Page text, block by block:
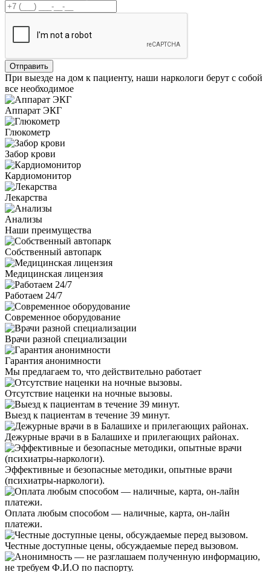
При выезде на дом к пациенту, наши наркологи берут с собой
все необходимое
Аппарат ЭКГ
Глюкометр
Забор крови
Кардиомонитор
Лекарства
Анализы
Наши преимущества
Собственный автопарк
Медицинская лицензия
Работаем 24/7
Современное оборудование
Врачи разной специализации
Гарантия анонимности
Мы предлагаем то, что действительно работает
Отсутствие наценки на ночные вызовы.
Выезд к пациентам в течение 39 минут.
Дежурные врачи в в Балашихе и прилегающих районах.
Эффективные и безопасные методики, опытные врачи
(психиатры-наркологи).
Оплата любым способом — наличные, карта, он-лайн
платежи.
Честные доступные цены, обсуждаемые перед вызовом.